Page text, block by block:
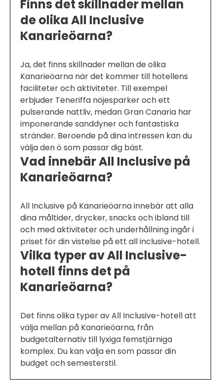
Finns det skillnader mellan
de olika All Inclusive
Kanarieöarna?
Ja, det finns skillnader mellan de olika
Kanarieöarna när det kommer till hotellens
faciliteter och aktiviteter. Till exempel
erbjuder Teneriffa nöjesparker och ett
pulserande nattliv, medan Gran Canaria har
imponerande sanddyner och fantastiska
stränder. Beroende på dina intressen kan du
välja den ö som passar dig bäst.
Vad innebär All Inclusive på
Kanarieöarna?
All Inclusive på Kanarieöarna innebär att alla
dina måltider, drycker, snacks och ibland till
och med aktiviteter och underhållning ingår i
priset för din vistelse på ett all inclusive-hotell.
Vilka typer av All Inclusive-
hotell finns det på
Kanarieöarna?
Det finns olika typer av All Inclusive-hotell att
välja mellan på Kanarieöarna, från
budgetalternativ till lyxiga femstjärniga
komplex. Du kan välja en som passar din
budget och semesterstil.